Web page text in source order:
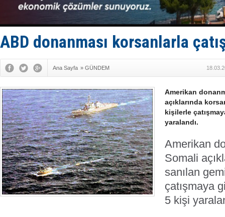
İngiliz
FESCO,
DESE,
35 milyon
ABD donanması korsanlarla
Ana Sayfa » GÜNDEM
Amerikan
açıklarında
kişilerle
yaralandı.
Amerikan
Somali
sanılan
çatışmaya
5 kişi